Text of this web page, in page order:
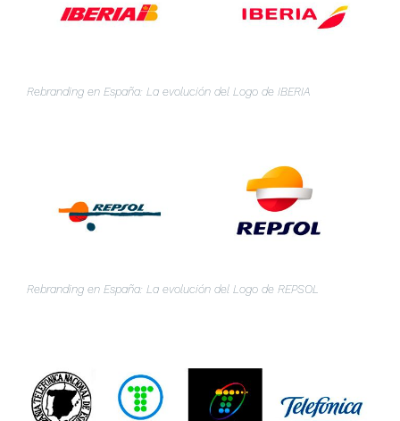
Rebranding en España: La evolución del Logo de IBERIA
Rebranding en España: La evolución del Logo de REPSOL